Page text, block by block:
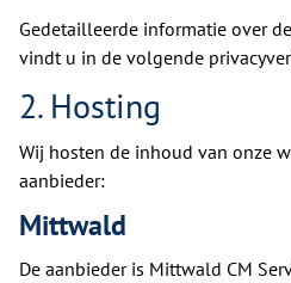
Gedetailleerde informatie over
vindt u in de volgende
2. Hosting
Wij hosten de inhoud van onze
aanbieder:
Mittwald
De aanbieder is Mittwald CM